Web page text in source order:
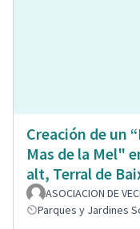
Creación de un
Mas de la Mel"
alt, Terral de
ASOCIACION DE
Parques y Jardines